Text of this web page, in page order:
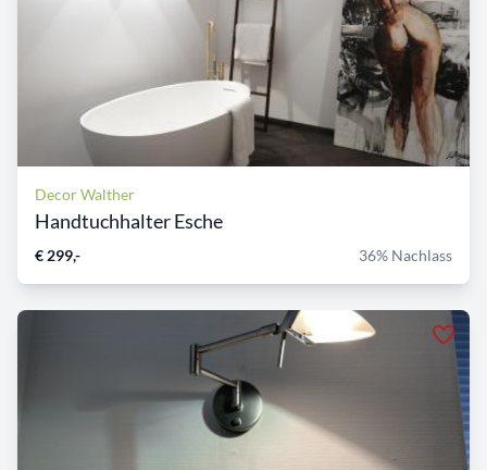
Decor Walther
Handtuchhalter Esche
€ 299,- 36% Nachlass